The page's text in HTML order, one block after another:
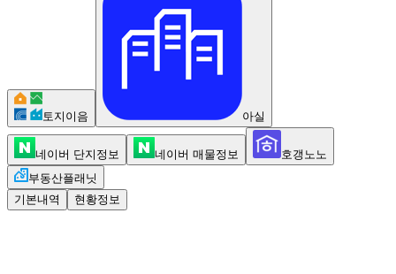
토지이음 아실
네이버 단지정보 네이버 매물정보
호갱노노
부동산플래닛
기본내역
현황정보